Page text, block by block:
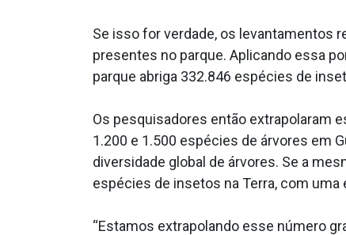
Se isso for verdade, os levantamentos
presentes no parque. Aplicando essa
parque abriga 332.846 espécies de
Os pesquisadores então extrapolaram
1.200 e 1.500 espécies de árvores em
diversidade global de árvores. Se a
espécies de insetos na Terra, com
“Estamos extrapolando esse número